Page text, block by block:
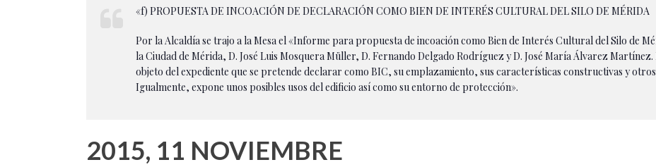
«f) PROPUESTA DE INCOACIÓN DE DECLARACIÓN COMO BIEN DE INTERÉS CULTURAL DEL SILO DE MÉRIDA
Por la Alcaldía se trajo a la Mesa el «Informe para propuesta de incoación como Bien de Interés Cultural del Silo de
la Ciudad de Mérida, D. José Luis Mosquera Müller, D. Fernando Delgado Rodríguez y D. José María Álvarez
objeto del expediente que se pretende declarar como BIC, su emplazamiento, sus características constructivas y
Igualmente, expone unos posibles usos del edificio así como su entorno de protección».
2015, 11 NOVIEMBRE